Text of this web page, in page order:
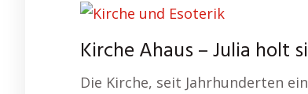
Kirche Ahaus – Julia holt
Die Kirche, seit Jahrhunderten